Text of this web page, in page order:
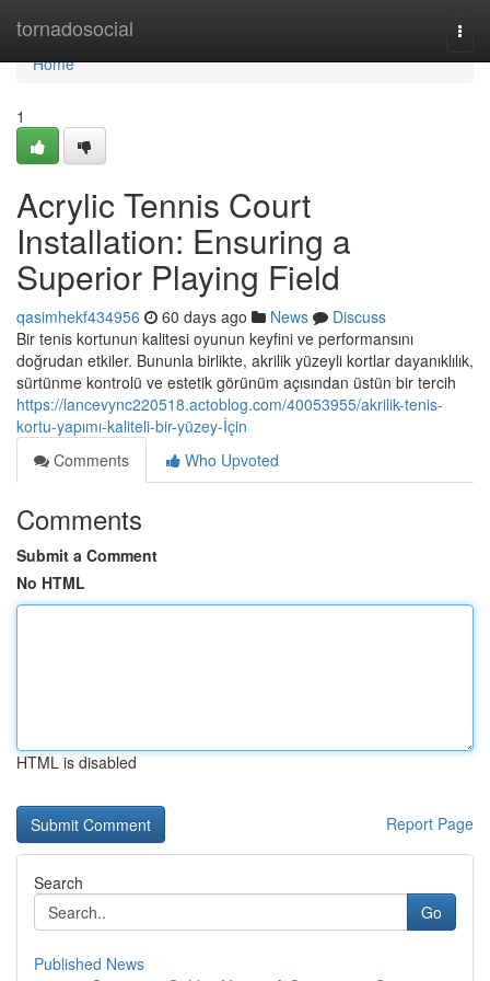
tornadosocial
Home
Home
1
Acrylic Tennis Court
Installation: Ensuring a
Superior Playing Field
qasimhekf434956 60 days ago News
Discuss
Bir tenis kortunun kalitesi oyunun keyfini ve performansını
doğrudan etkiler. Bununla birlikte, akrilik yüzeyli kortlar dayanıklılık,
sürtünme kontrolü ve estetik görünüm açısından üstün bir tercih
https://lancevync220518.actoblog.com/40053955/akrilik-tenis-
kortu-yapımı-kaliteli-bir-yüzey-İçin
Comments
Who Upvoted
Comments
Submit a Comment
No HTML
HTML is disabled
Report Page
Search
Go
Published News